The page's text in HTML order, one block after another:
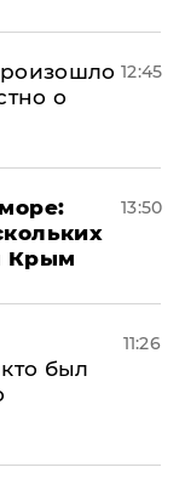
о
12:45
Крым
13:50
был
11:26